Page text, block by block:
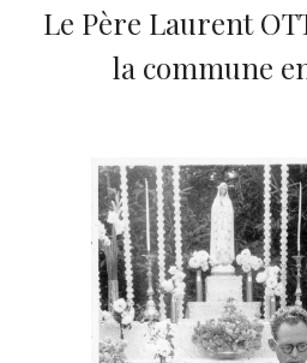
Le Père Laurent
la commune